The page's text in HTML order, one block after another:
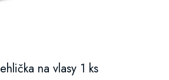
na vlasy 1 ks